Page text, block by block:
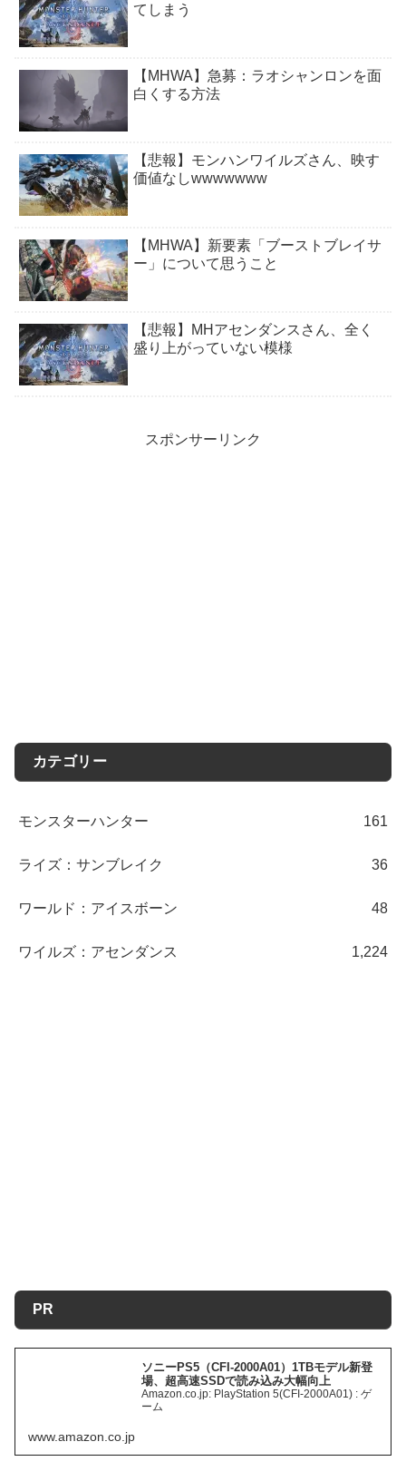
てしまう
【MHWA】急募：ラオシャンロンを面
白くする方法
【悲報】モンハンワイルズさん、映す
価値なしwwwwwww
【MHWA】新要素「ブーストブレイサ
ー」について思うこと
【悲報】MHアセンダンスさん、全く
盛り上がっていない模様
スポンサーリンク
カテゴリー
モンスターハンター 161
ライズ：サンブレイク 36
ワールド：アイスボーン 48
ワイルズ：アセンダンス 1,224
PR
ソニーPS5（CFI-2000A01）1TBモデル新登
場、超高速SSDで読み込み大幅向上
Amazon.co.jp: PlayStation 5(CFI-2000A01) : ゲ
ーム
www.amazon.co.jp